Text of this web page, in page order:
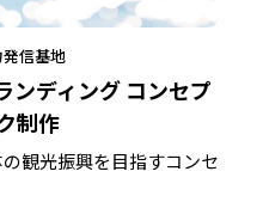
ンディング コンセプ
制作
信基地
観光振興を目指すコンセ